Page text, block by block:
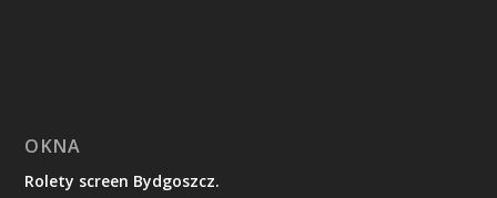
OKNA
Rolety screen Bydgoszcz.